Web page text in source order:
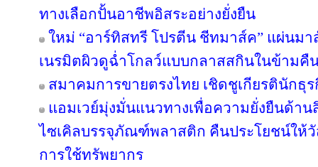
ทางเลือกปั้นอาชีพอิสระอย่างยั่งยืน
ใหม่ “อาร์ทิสทรี โปรตีน ชีทมาส์ค” แผ่นม
เนรมิตผิวดูฉ่ำโกลว์แบบกลาสสกินในข้ามคื
สมาคมการขายตรงไทย เชิดชูเกียรตินักธุ
แอมเวย์มุ่งมั่นแนวทางเพื่อความยั่งยืนด้า
ไซเคิลบรรจุภัณฑ์พลาสติก คืนประโยชน์ให้
การใช้ทรัพยากร